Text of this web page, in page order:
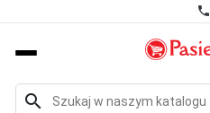
phone
search